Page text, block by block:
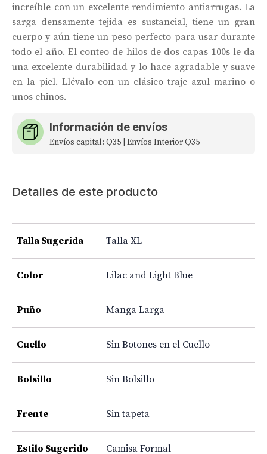
increíble con un excelente rendimiento antiarrugas. La
sarga densamente tejida es sustancial, tiene un gran
cuerpo y aún tiene un peso perfecto para usar durante
todo el año. El conteo de hilos de dos capas 100s le da
una excelente durabilidad y lo hace agradable y suave
en la piel. Llévalo con un clásico traje azul marino o
unos chinos.
Información de envíos
Envíos capital: Q35 | Envíos Interior Q35
Detalles de este producto
Talla Sugerida Talla XL
Color Lilac and Light Blue
Puño Manga Larga
Cuello Sin Botones en el Cuello
Bolsillo Sin Bolsillo
Frente Sin tapeta
Estilo Sugerido Camisa Formal